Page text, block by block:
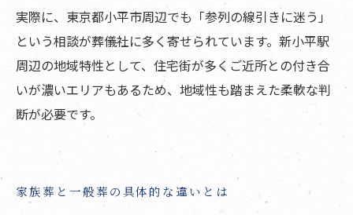
実際に、東京都小平市周辺でも「参列の線引きに迷う」
という相談が葬儀社に多く寄せられています。新小平駅
周辺の地域特性として、住宅街が多くご近所との付き合
いが濃いエリアもあるため、地域性も踏まえた柔軟な判
断が必要です。
家族葬と一般葬の具体的な違いとは